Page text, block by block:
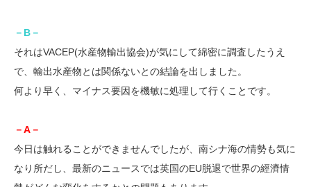
－B－
それはVACEP(水産物輸出協会)が気にして綿密に調査したうえ
で、輸出水産物とは関係ないとの結論を出しました。
何より早く、マイナス要因を機敏に処理して行くことです。
－A－
今日は触れることができませんでしたが、南シナ海の情勢も気に
なり所だし、最新のニュースでは英国のEU脱退で世界の經濟情